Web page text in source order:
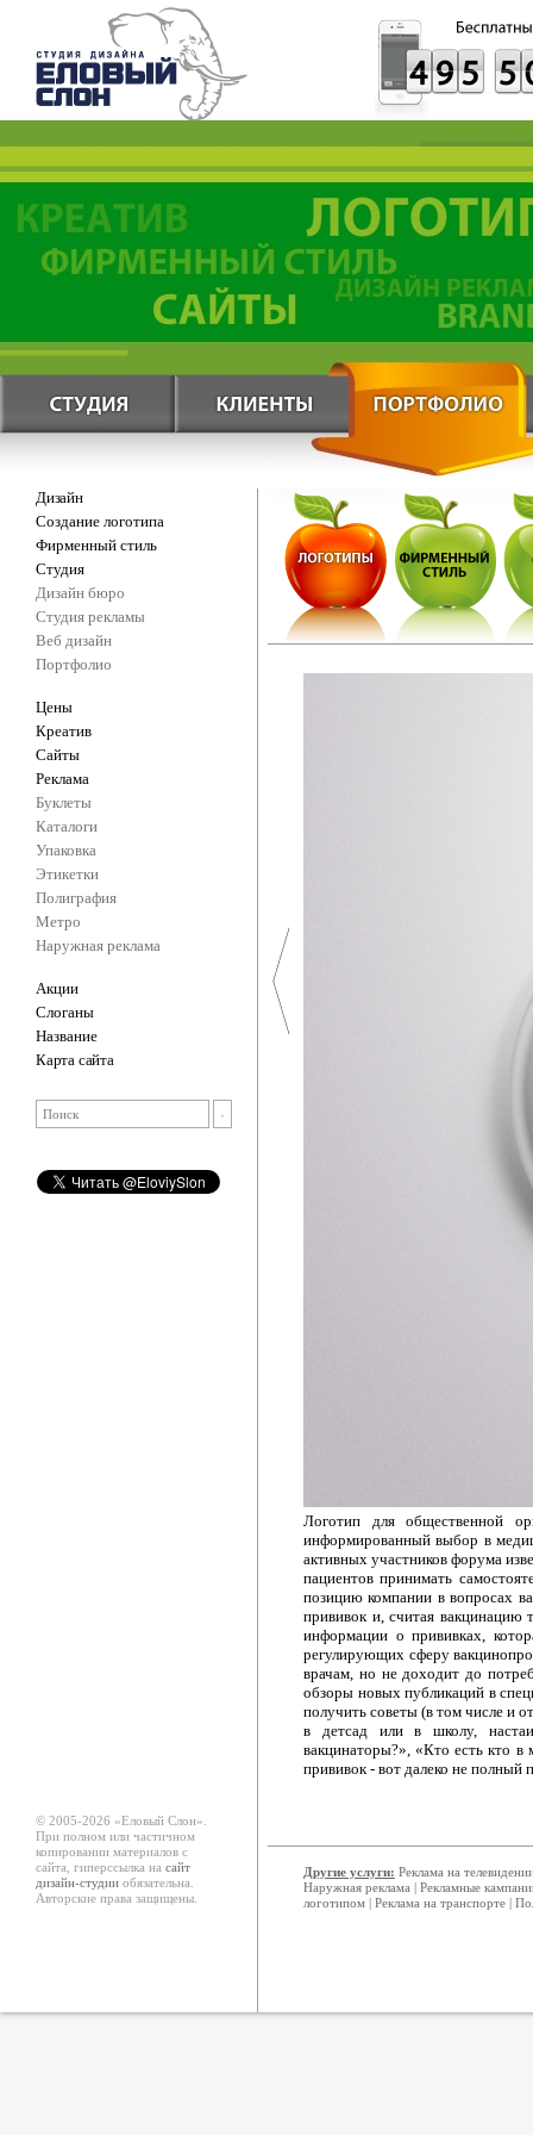
Дизайн
Создание логотипа
Фирменный стиль
Студия
Дизайн бюро
Студия рекламы
Веб дизайн
Портфолио
Цены
Креатив
Сайты
Реклама
Буклеты
Каталоги
Упаковка
Этикетки
Полиграфия
Метро
Наружная реклама
Акции
Слоганы
Название
Карта сайта
Логотип для общественной
информированный выбор в
активных участников форума
пациентов принимать
позицию компании в вопросах
прививок и, считая вакцинацию
информации о прививках,
регулирующих сферу
врачам, но не доходит до
обзоры новых публикаций в
получить советы (в том числе и
в детсад или в школу,
вакцинаторы?», «Кто есть кто в
прививок - вот далеко не полный
© 2005-2026 «Еловый Cлон».
При полном или частичном
копировании материалов с
сайта, гиперссылка на сайт
дизайн-студии обязательна.
Авторские права защищены.
Другие услуги: Реклама на
Наружная реклама | Рекламные
логотипом | Реклама на транспорте |